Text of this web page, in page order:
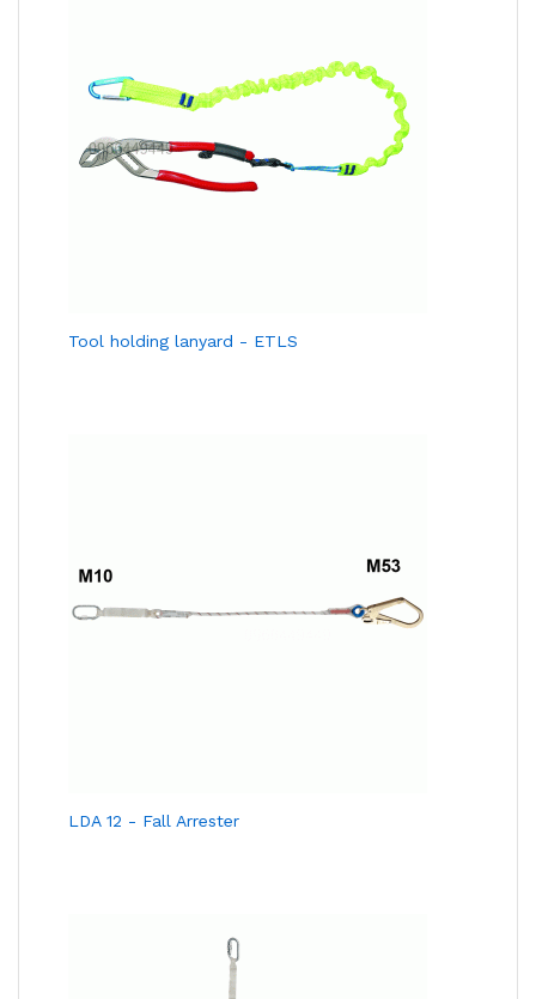
Tool holding lanyard - ETLS
LDA 12 - Fall Arrester